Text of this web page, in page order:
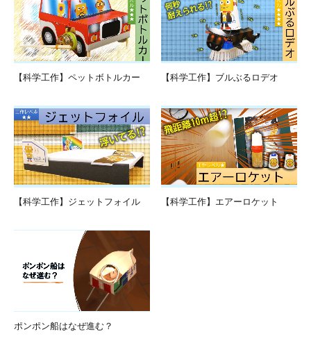
【科学工作】ペットボトルカー 【科学工作】ブルぶるロデオ
【科学工作】ジェットフォイル 【科学工作】エアーロケット
ポンポン船はなぜ進む？